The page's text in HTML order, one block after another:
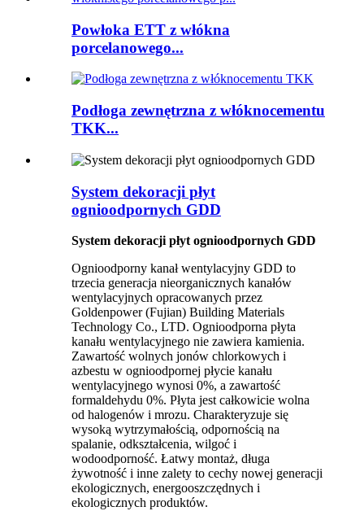
Powłoka ETT z włókna
porcelanowego...
Podłoga zewnętrzna z włóknocementu
TKK...
System dekoracji płyt
ognioodpornych GDD
System dekoracji płyt ognioodpornych GDD
Ognioodporny kanał wentylacyjny GDD to
trzecia generacja nieorganicznych kanałów
wentylacyjnych opracowanych przez
Goldenpower (Fujian) Building Materials
Technology Co., LTD. Ognioodporna płyta
kanału wentylacyjnego nie zawiera kamienia.
Zawartość wolnych jonów chlorkowych i
azbestu w ognioodpornej płycie kanału
wentylacyjnego wynosi 0%, a zawartość
formaldehydu 0%. Płyta jest całkowicie wolna
od halogenów i mrozu. Charakteryzuje się
wysoką wytrzymałością, odpornością na
spalanie, odkształcenia, wilgoć i
wodoodporność. Łatwy montaż, długa
żywotność i inne zalety to cechy nowej generacji
ekologicznych, energooszczędnych i
ekologicznych produktów.